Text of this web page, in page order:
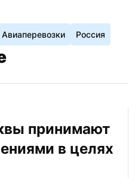
Авиаперевозки Россия
принимают
в целях